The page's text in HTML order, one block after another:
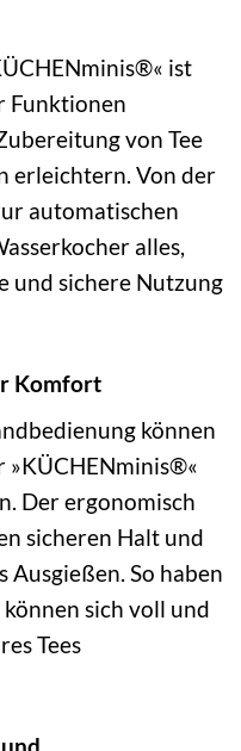
ist
Funktionen
von Tee
erleichtern. Von der
automatischen
alles,
und sichere Nutzung
Komfort
können
»KÜCHENminis®«
Der ergonomisch
sicheren Halt und
So haben
sich voll und
Tees